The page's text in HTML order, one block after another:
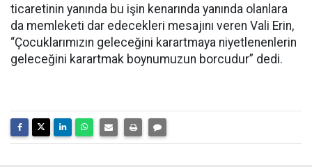
ticaretinin yanında bu işin kenarında yanında olanlara
da memleketi dar edecekleri mesajını veren Vali Erin,
“Çocuklarımızın geleceğini karartmaya niyetlenenlerin
geleceğini karartmak boynumuzun borcudur” dedi.